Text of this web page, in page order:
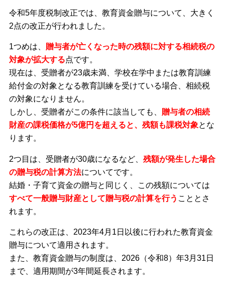
令和5年度税制改正では、教育資金贈与について、大きく
2点の改正が行われました。
1つめは、 贈与者が亡くなった時の残額に対する相続税の
対象が拡大する点です。
現在は、受贈者が23歳未満、学校在学中または教育訓練
給付金の対象となる教育訓練を受けている場合、相続税
の対象になりません。
しかし、受贈者がこの条件に該当しても、 贈与者の相続
財産の課税価格が5億円を超えると、残額も課税対象とな
ります。
2つ目は、受贈者が30歳になるなど、 残額が発生した場合
の贈与税の計算方法についてです。
結婚・子育て資金の贈与と同じく、この残額については
すべて一般贈与財産として贈与税の計算を行う こととさ
れます。
これらの改正は、2023年4月1日以後に行われた教育資金
贈与について適用されます。
また、教育資金贈与の制度は、2026（令和8）年3月31日
まで、適用期間が3年間延長されます。